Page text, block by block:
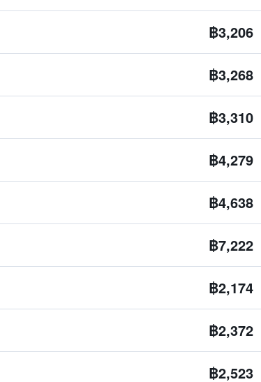
฿3,206
฿3,268
฿3,310
฿4,279
฿4,638
฿7,222
฿2,174
฿2,372
฿2,523